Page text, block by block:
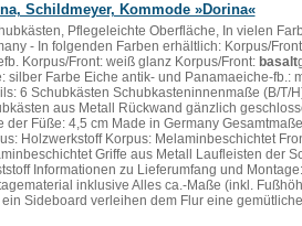
Schildmeyer, Kommode »Dorina«
Pflegeleichte Oberfläche, In vielen
- In folgenden Farben erhältlich: Korpus/
Korpus/Front: weiß glanz Korpus/Front: basalt
silber Farbe Eiche antik- und Panamaeiche-fb.:
6 Schubkästen Schubkasteninnenmaße (B/T/
aus Metall Rückwand gänzlich
der Füße: 4,5 cm Made in Germany
Holzwerkstoff Korpus: Melaminbeschichtet
Griffe aus Metall Laufleisten der
Informationen zu Lieferumfang und
inklusive Alles ca.-Maße (inkl.
Sideboard verleihen dem Flur eine